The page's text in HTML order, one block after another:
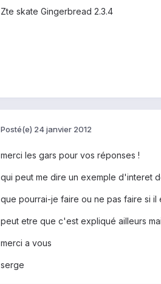
Zte skate Gingerbread 2.3.4
Posté(e) 24 janvier 2012
merci les gars pour vos réponses !
qui peut me dire un exemple d'interet
que pourrai-je faire ou ne pas faire si il
peut etre que c'est expliqué ailleurs
merci a vous
serge